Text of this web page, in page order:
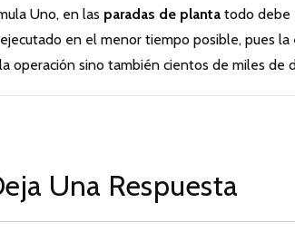
Uno, en las paradas de planta todo debe
en el menor tiempo posible, pues la
operación sino también cientos de miles de
Una Respuesta